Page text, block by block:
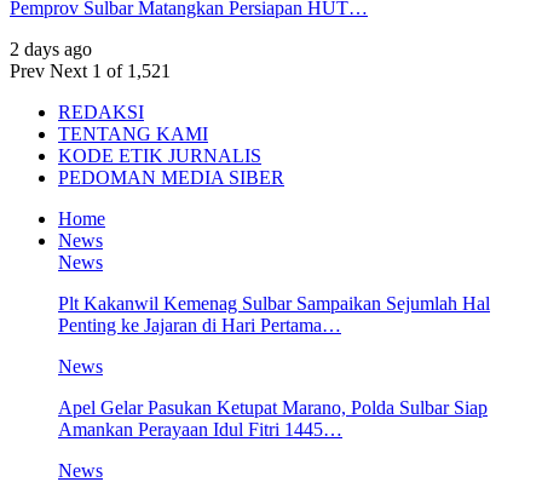
Pemprov Sulbar Matangkan Persiapan HUT…
2 days ago
Prev Next 1 of 1,521
REDAKSI
TENTANG KAMI
KODE ETIK JURNALIS
PEDOMAN MEDIA SIBER
Home
News
News
Plt Kakanwil Kemenag Sulbar Sampaikan Sejumlah Hal
Penting ke Jajaran di Hari Pertama…
News
Apel Gelar Pasukan Ketupat Marano, Polda Sulbar Siap
Amankan Perayaan Idul Fitri 1445…
News